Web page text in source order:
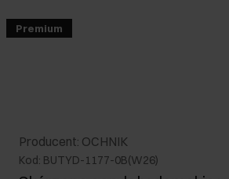
Premium
Producent: OCHNIK
Kod: BUTYD-1177-0B(W26)